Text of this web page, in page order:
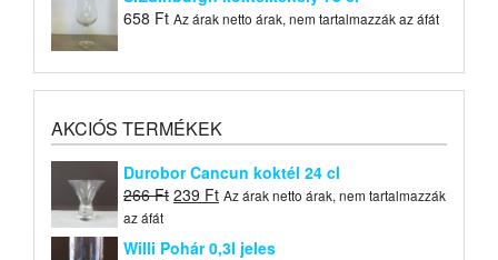
658 Ft Az árak netto árak, nem tartalmazzák az áfát
AKCIÓS TERMÉKEK
Durobor Cancun koktél 24 cl
266Ft Original
was:
239 FtCurrent
is:
Az árak netto árak, nem tartalmazzák
az áfát
Willi Pohár 0,3l jeles